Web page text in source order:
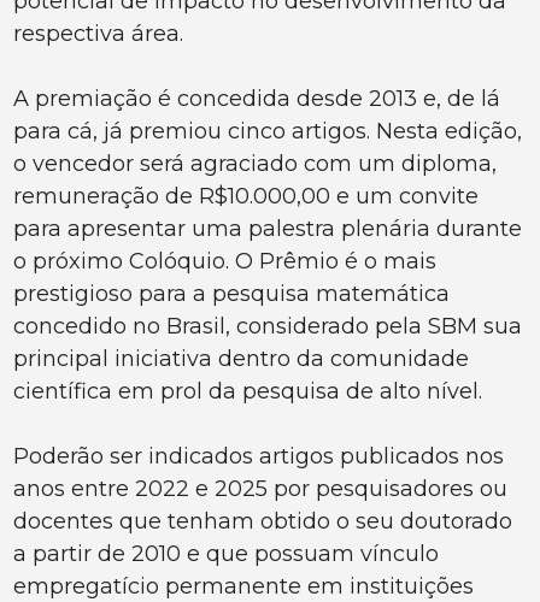
respectiva área.
A premiação é concedida desde 2013 e, de lá
para cá, já premiou cinco artigos. Nesta edição,
o vencedor será agraciado com um diploma,
remuneração de R$10.000,00 e um convite
para apresentar uma palestra plenária durante
o próximo Colóquio. O Prêmio é o mais
prestigioso para a pesquisa matemática
concedido no Brasil, considerado pela SBM sua
principal iniciativa dentro da comunidade
científica em prol da pesquisa de alto nível.
Poderão ser indicados artigos publicados nos
anos entre 2022 e 2025 por pesquisadores ou
docentes que tenham obtido o seu doutorado
a partir de 2010 e que possuam vínculo
empregatício permanente em instituições